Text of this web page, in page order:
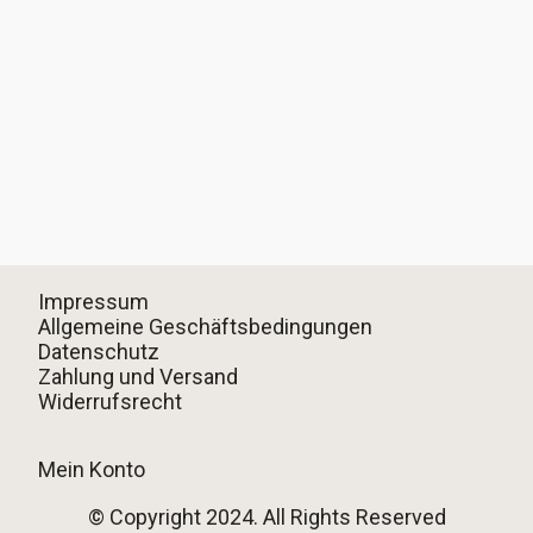
Impressum
Allgemeine Geschäftsbedingungen
Datenschutz
Zahlung und Versand
Widerrufsrecht
Mein Konto
© Copyright 2024. All Rights Reserved